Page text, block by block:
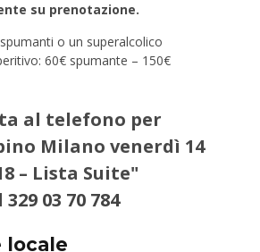
su prenotazione.
o un superalcolico
60€ spumante – 150€
al telefono per
Milano venerdì 14
– Lista Suite"
329 03 70 784
locale